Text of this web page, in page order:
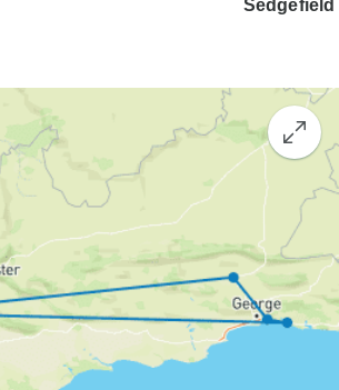
Sedgefield